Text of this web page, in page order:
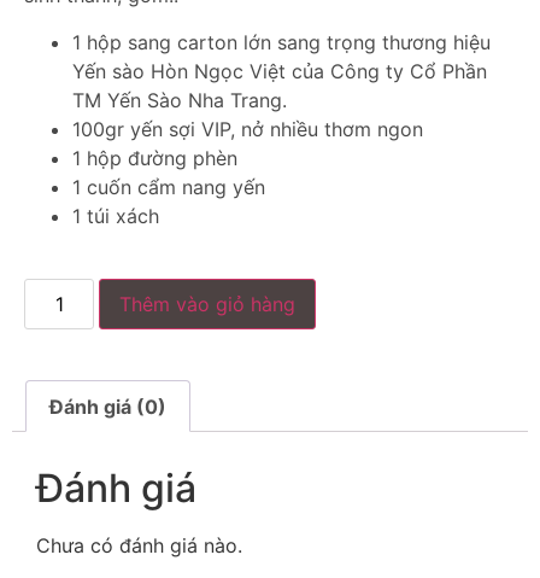
1 hộp sang carton lớn sang trọng thương hiệu
Yến sào Hòn Ngọc Việt của Công ty Cổ Phần
TM Yến Sào Nha Trang.
100gr yến sợi VIP, nở nhiều thơm ngon
1 hộp đường phèn
1 cuốn cẩm nang yến
1 túi xách
Thêm vào giỏ hàng
Đánh giá (0)
Đánh giá
Chưa có đánh giá nào.